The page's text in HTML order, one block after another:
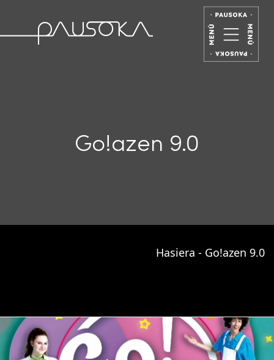
Go!azen 9.0
Hasiera - Go!azen 9.0